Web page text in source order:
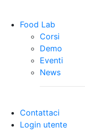
Food Lab
Corsi
Demo
Eventi
News
Contattaci
Login utente